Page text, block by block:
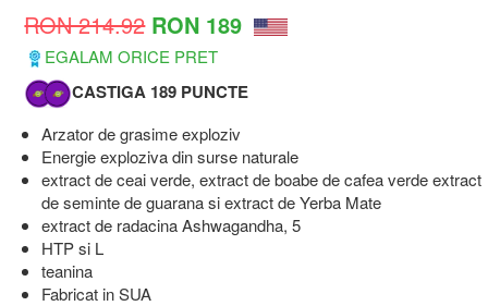
RON 214.92 RON 189
EGALAM ORICE PRET
CASTIGA 189 PUNCTE
Arzator de grasime exploziv
Energie exploziva din surse naturale
extract de ceai verde, extract de boabe de cafea verde extract
de seminte de guarana si extract de Yerba Mate
extract de radacina Ashwagandha, 5
HTP si L
teanina
Fabricat in SUA